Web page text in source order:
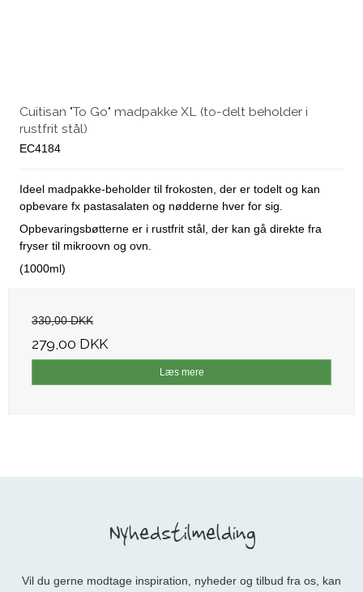
Cuitisan "To Go" madpakke XL (to-delt beholder i
rustfrit stål)
EC4184
Ideel madpakke-beholder til frokosten, der er todelt og kan
opbevare fx pastasalaten og nødderne hver for sig.
Opbevaringsbøtterne er i rustfrit stål, der kan gå direkte fra
fryser til mikroovn og ovn.
(1000ml)
330,00 DKK
279,00 DKK
Læs mere
Nyhedstilmelding
Vil du gerne modtage inspiration, nyheder og tilbud fra os, kan